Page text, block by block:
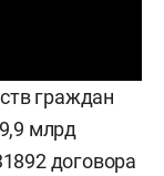
граждан
млрд
договора